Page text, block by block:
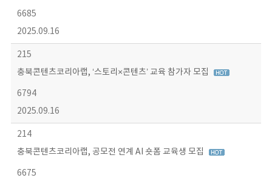
6685
2025.09.16
215
충북콘텐츠코리아랩, ‘스토리×콘텐츠’ 교육 참가자 모집
6794
2025.09.16
214
충북콘텐츠코리아랩, 공모전 연계 AI 숏폼 교육생 모집
6675